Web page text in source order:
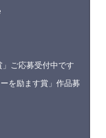
」ご応募受付中です
を励ます賞」作品募